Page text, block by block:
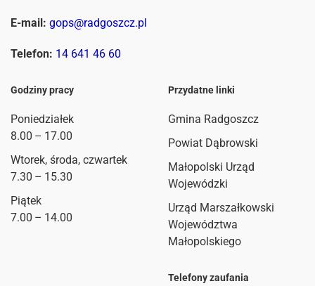
E-mail: gops@radgoszcz.pl
Telefon: 14 641 46 60
Godziny pracy
Poniedziałek
8.00 – 17.00
Wtorek, środa, czwartek
7.30 – 15.30
Piątek
7.00 – 14.00
Przydatne linki
Gmina Radgoszcz
Powiat Dąbrowski
Małopolski Urząd
Wojewódzki
Urząd Marszałkowski
Województwa
Małopolskiego
Telefony zaufania